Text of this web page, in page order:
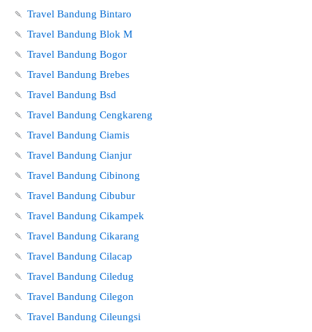
🍡 Travel Bandung Bintaro
🍡 Travel Bandung Blok M
🍡 Travel Bandung Bogor
🍡 Travel Bandung Brebes
🍡 Travel Bandung Bsd
🍡 Travel Bandung Cengkareng
🍡 Travel Bandung Ciamis
🍡 Travel Bandung Cianjur
🍡 Travel Bandung Cibinong
🍡 Travel Bandung Cibubur
🍡 Travel Bandung Cikampek
🍡 Travel Bandung Cikarang
🍡 Travel Bandung Cilacap
🍡 Travel Bandung Ciledug
🍡 Travel Bandung Cilegon
🍡 Travel Bandung Cileungsi